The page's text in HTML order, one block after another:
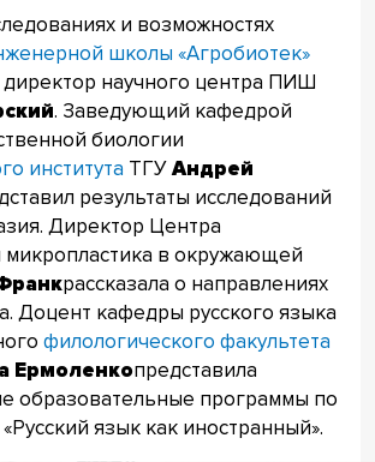
и возможностях
школы «Агробиотек»
директор научного центра ПИШ
. Заведующий кафедрой
биологии
института ТГУАндрей
результаты исследований
Директор Центра
микропластика в окружающей
рассказала о направлениях
Доцент кафедры русского языка
филологического факультета
Ермоленкопредставила
образовательные программы по
язык как иностранный».